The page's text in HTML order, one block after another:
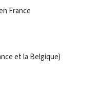
France
et la Belgique)